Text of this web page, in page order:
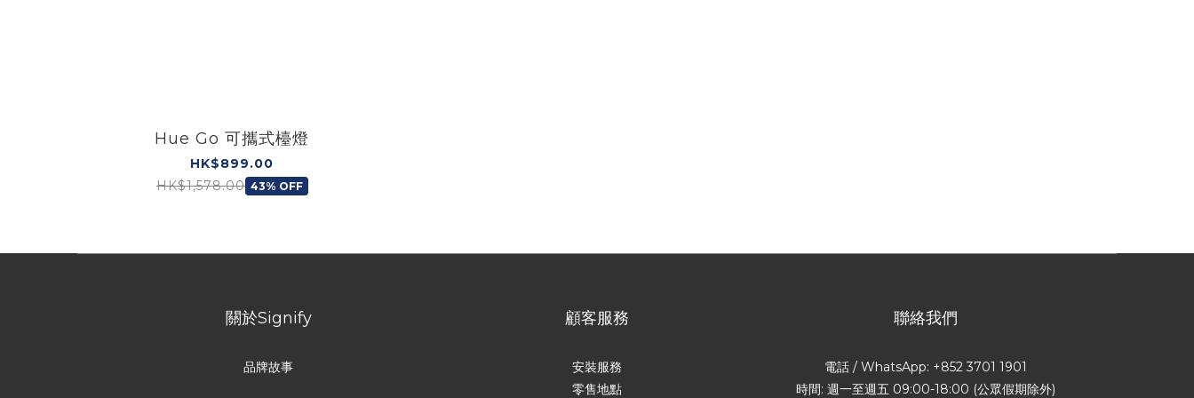
Hue Go 可攜式檯燈
HK$899.00
HK$1,578.00 43% OFF
關於Signify
品牌故事
顧客服務
安裝服務
零售地點
聯絡我們
電話 / WhatsApp: +852 3701 1901
時間: 週一至週五 09:00-18:00 (公眾假期除外)